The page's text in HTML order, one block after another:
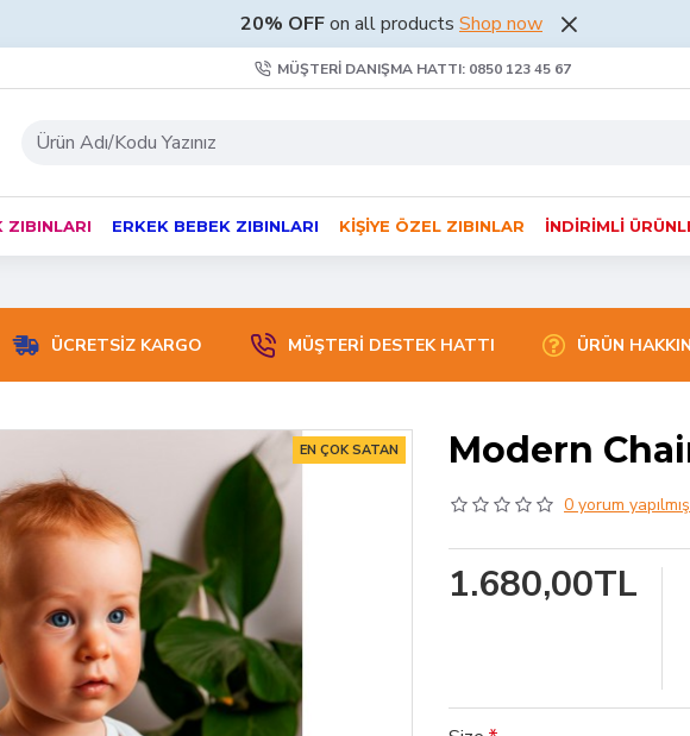
20% OFFon all products Shop now
MÜŞTERI DANIŞMA HATTI: 0850 123 45 67
ZIBINLARI ERKEK BEBEK ZIBINLARI KIŞIYE ÖZEL ZIBINLAR İNDIRIMLI
ÜCRETSİZ KARGO MÜŞTERİ DESTEK HATTI ÜRÜN
EN ÇOK SATAN Modern
0 yorum
1.680,00TL